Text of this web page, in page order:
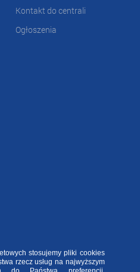
Kontakt do centrali
Ogłoszenia
stosujemy pliki cookies
rzecz usług na najwyższym